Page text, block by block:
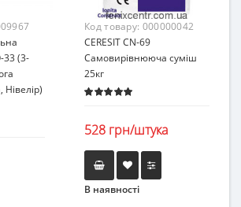
33 (3-
Код товару: 000000042
CERESIT CN-69
Самовирівнююча суміш
25кг
528 грн/штука
В наявності